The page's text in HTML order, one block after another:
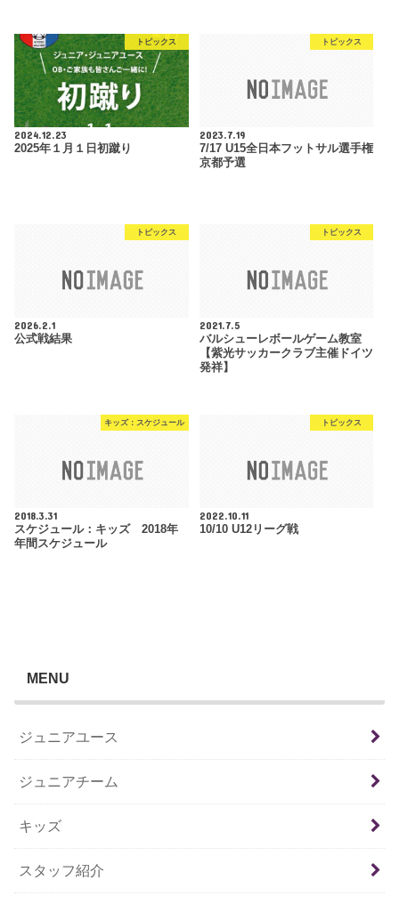
トピックス
2024.12.23
2025年１月１日初蹴り
トピックス
2023.7.19
7/17 U15全日本フットサル選手権
京都予選
トピックス
2026.2.1
公式戦結果
トピックス
2021.7.5
バルシューレボールゲーム教室
【紫光サッカークラブ主催ドイツ
発祥】
キッズ：スケジュール
2018.3.31
スケジュール：キッズ 2018年
年間スケジュール
トピックス
2022.10.11
10/10 U12リーグ戦
MENU
ジュニアユース
ジュニアチーム
キッズ
スタッフ紹介